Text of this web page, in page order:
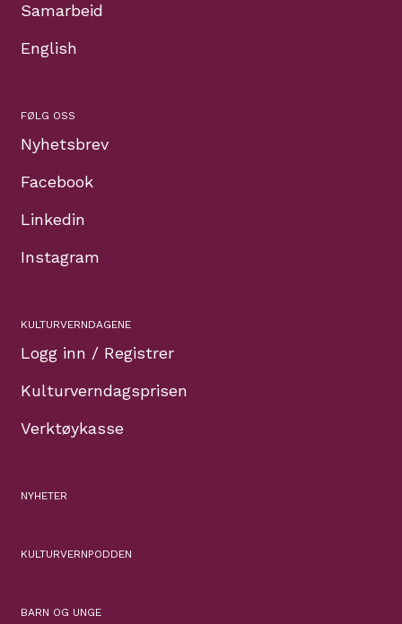
Samarbeid
English
FØLG OSS
Nyhetsbrev
Facebook
Linkedin
Instagram
KULTURVERNDAGENE
Logg inn / Registrer
Kulturverndagsprisen
Verktøykasse
NYHETER
KULTURVERNPODDEN
BARN OG UNGE